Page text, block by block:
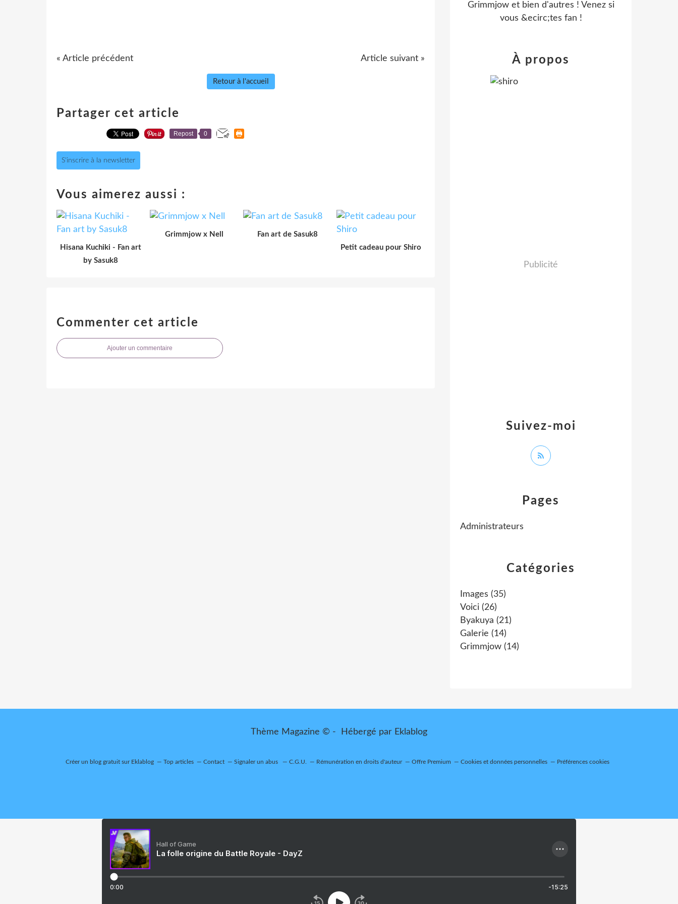
« Article précédent Article suivant »
Retour à l'accueil
Partager cet article
Repost 0
S'inscrire à la newsletter
Vous aimerez aussi :
Hisana Kuchiki - Fan art
by Sasuk8
Grimmjow x Nell
Fan art de Sasuk8
Petit cadeau pour Shiro
Commenter cet article
Ajouter un commentaire
Catégories
Images (35)
Voici (26)
Byakuya (21)
Galerie (14)
Grimmjow (14)
Pages
Administrateurs
Grimmjow et bien d'autres ! Venez si
vous &ecirc;tes fan !
Suivez-moi
À propos
Publicité
Thème Magazine © - Hébergé par Eklablog
Créer un blog gratuit sur Eklablog Top articles Contact Signaler un abus C.G.U. Rémunération en droits d'auteur Offre Premium Cookies et données personnelles Préférences cookies
Hall of Game
La folle origine du Battle Royale - DayZ
0:00 -15:25